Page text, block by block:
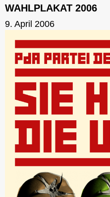
WAHLPLAKAT 2006
9. April 2006